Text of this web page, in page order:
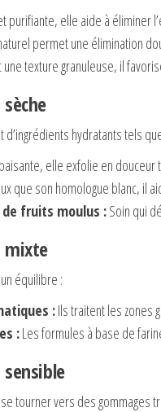
purifiante, elle aide à éliminer
permet une élimination
une texture granuleuse, il
hydratants tels
elle exfolie en
que son homologue blanc, il
de fruits moulus :Soin qui
mixte
équilibre :
:Ils traitent les zones
:Les formules à base de
tourner vers des gommages